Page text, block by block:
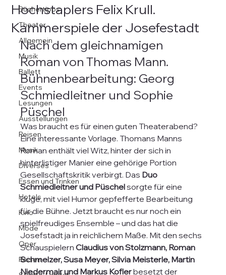
Büchertipps
Theater
Allgemein
Musik
Ballett
Events
Lesungen
Ausstellungen
Reisen
Musik
Diverses
Essen und Trinken
Hotels
Kino
Mode
Oper
Reisen
Hochstaplers Felix Krull.
Kammerspiele der Josefestadt
Nach dem gleichnamigen
Roman von Thomas Mann.
Bühnenbearbeitung: Georg
Schmiedleitner und Sophie
Püschel
Was braucht es für einen guten Theaterabend?
Eine interessante Vorlage. Thomans Manns
Roman enthält viel Witz, hinter der sich in
hinterlistiger Manier eine gehörige Portion
Gesellschaftskritik verbirgt. Das Duo
Schmiedleitner und Püschel sorgte für eine
kluge, mit viel Humor gepfefferte Bearbeitung
für die Bühne. Jetzt braucht es nur noch ein
spielfreudiges Ensemble – und das hat die
Josefstadt ja in reichlichem Maße. Mit den sechs
Schauspielern Claudius von Stolzmann, Roman
Schmelzer, Susa Meyer, Silvia Meisterle, Martin
Niedermair und Markus Kofler besetzt der